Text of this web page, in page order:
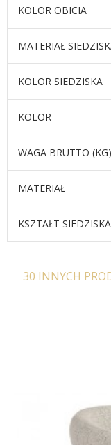
KOLOR OBICIA
MATERIAŁ
KOLOR SIEDZISKA
KOLOR
WAGA BRUTTO (KG)
MATERIAŁ
KSZTAŁT SIEDZISKA
30 INNYCH